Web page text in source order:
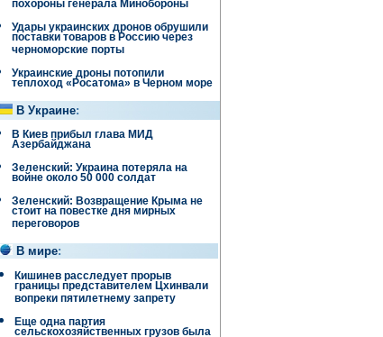
похороны генерала Минобороны
Удары украинских дронов обрушили
поставки товаров в Россию через
черноморские порты
Украинские дроны потопили
теплоход «Росатома» в Черном море
В Украине:
В Киев прибыл глава МИД
Азербайджана
Зеленский: Украина потеряла на
войне около 50 000 солдат
Зеленский: Возвращение Крыма не
стоит на повестке дня мирных
переговоров
В мире:
Кишинев расследует прорыв
границы представителем Цхинвали
вопреки пятилетнему запрету
Еще одна партия